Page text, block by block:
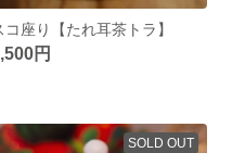
コ座り【たれ耳茶トラ】
円
SOLD OUT